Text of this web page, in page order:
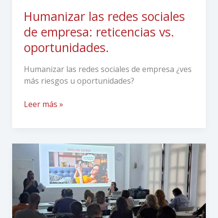
Humanizar las redes sociales
de empresa: reticencias vs.
oportunidades.
Humanizar las redes sociales de empresa ¿ves
más riesgos u oportunidades?
Leer más »
Curso
de
Marketing
Digital
para
Escritores